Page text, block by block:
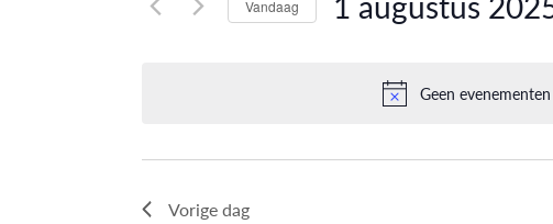
Geen
weergeven
Zoek
Vandaag
datum.
Vorige dag